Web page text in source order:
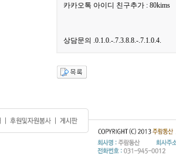
카카오톡 아이디 친구추가 : 80kims
상담문의 .0.1.0.-.7.3.8.8.-.7.1.0.4.